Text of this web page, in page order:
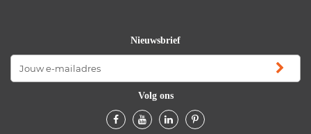
Nieuwsbrief
Volg ons